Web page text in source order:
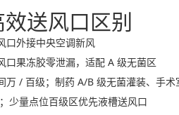
送风口区别
口外接中央空调新风
口果冻胶零泄漏，适配 A 级无菌区
万 / 百级；制药 A/B 级无菌灌装、手术
少量点位百级区优先液槽送风口